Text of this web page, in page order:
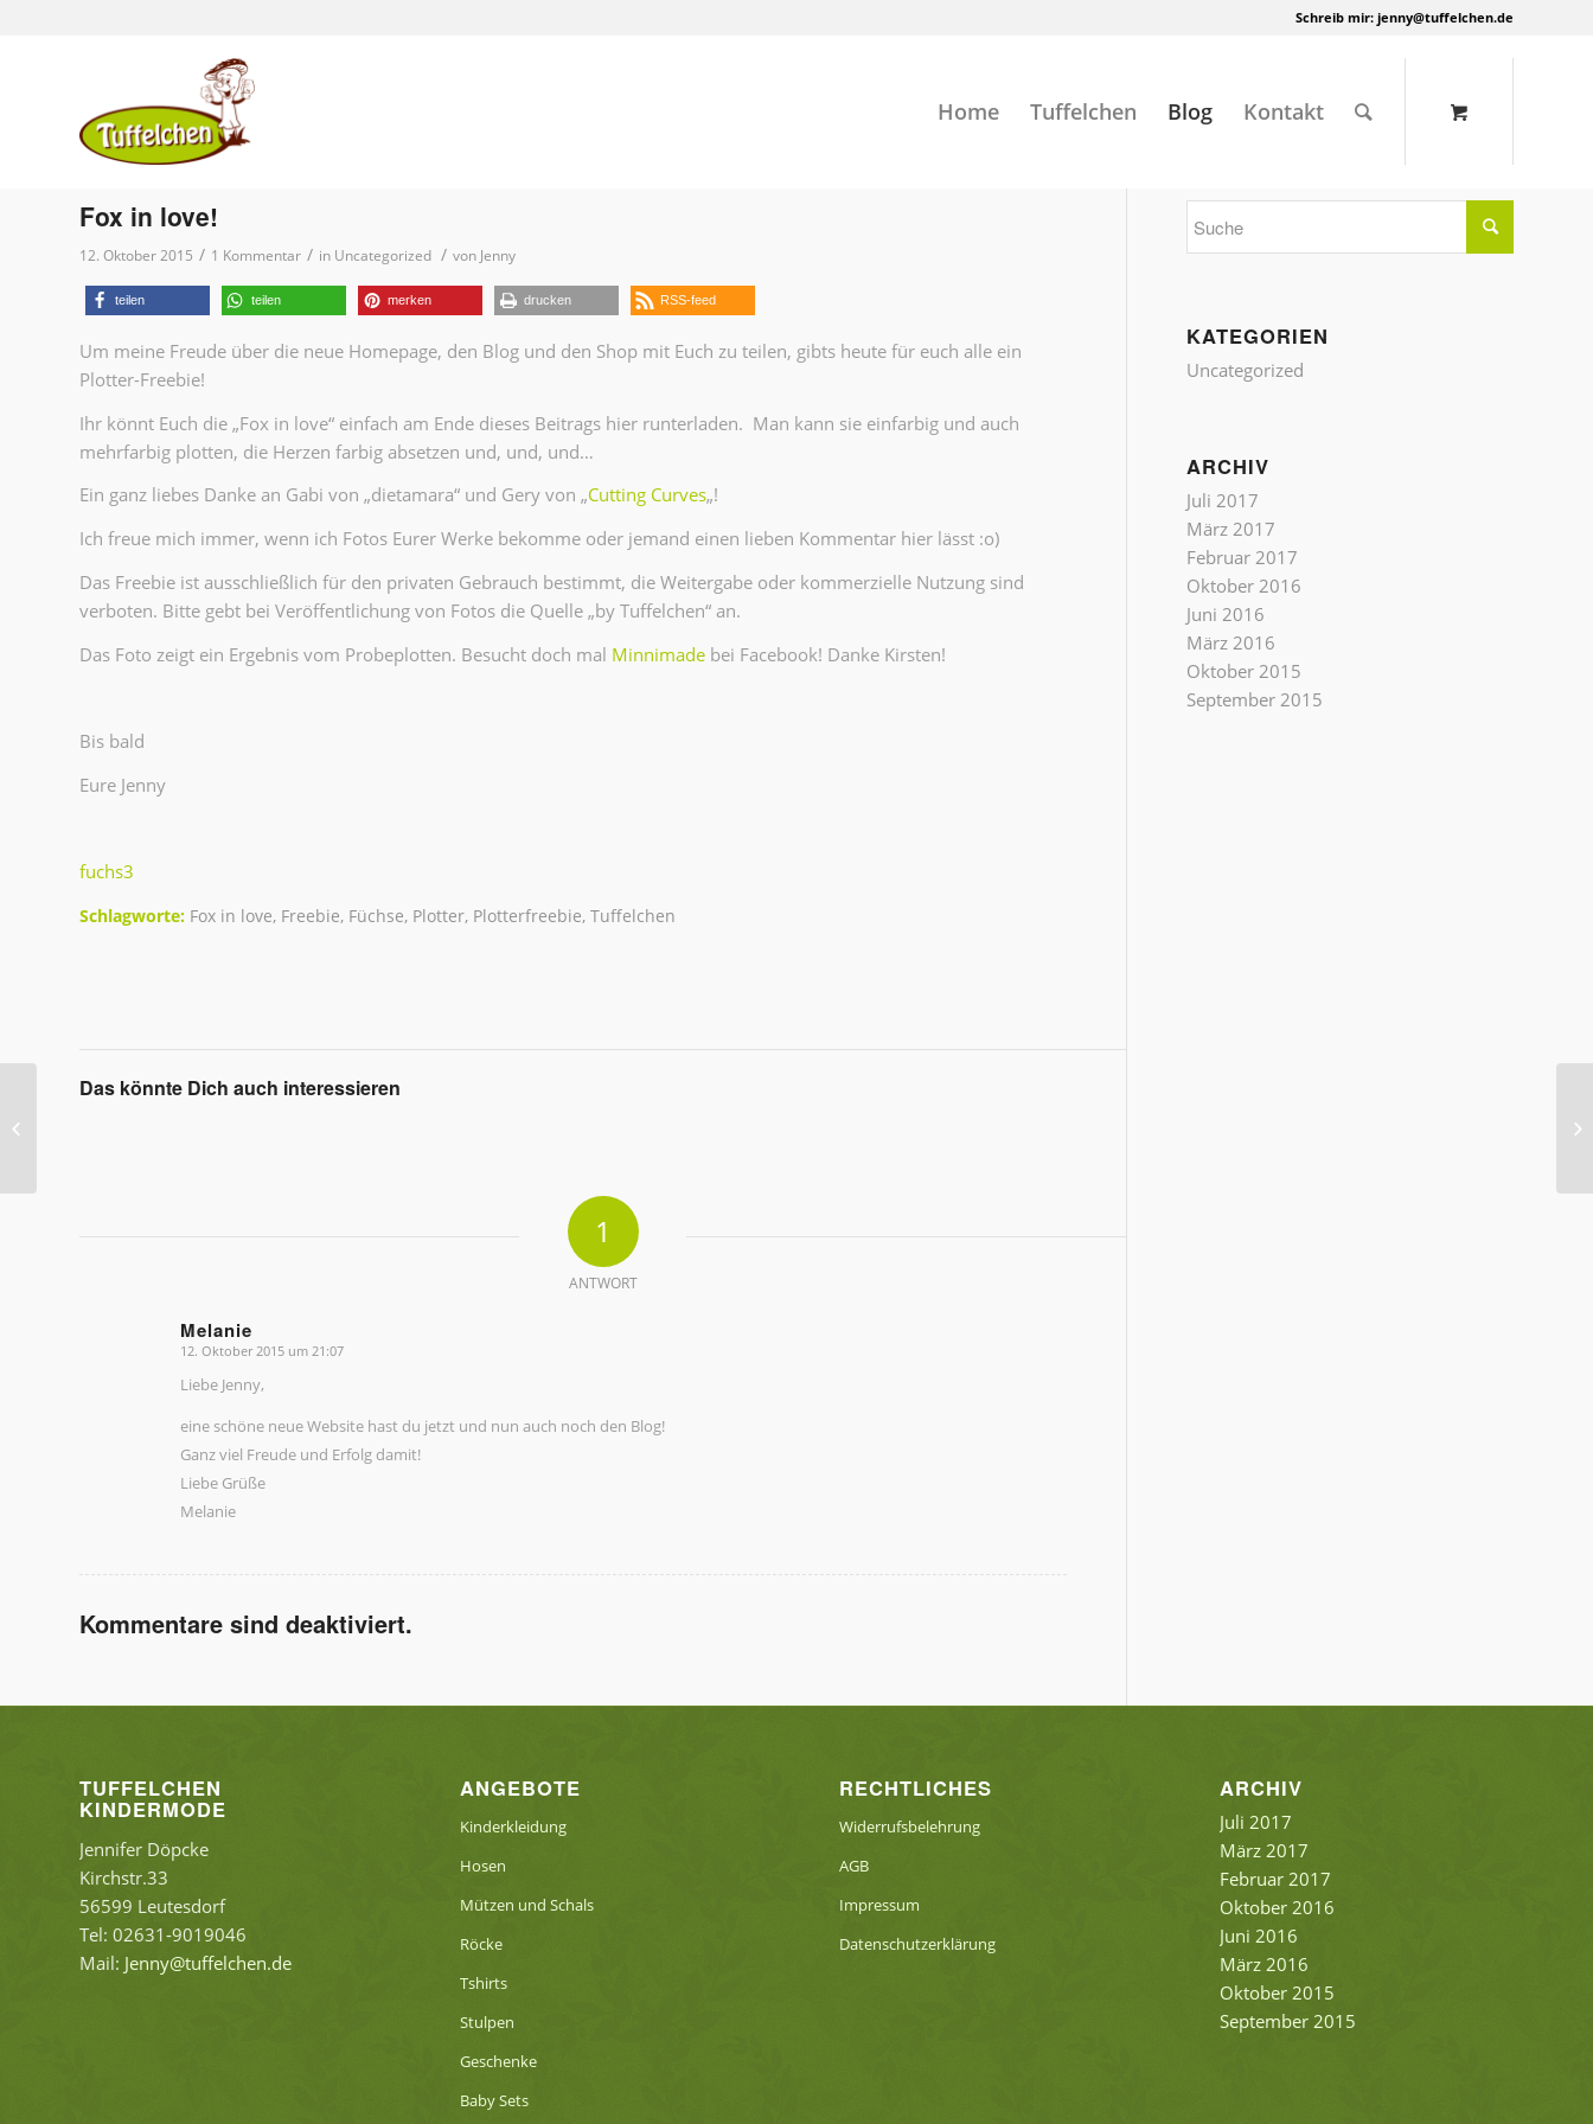
Schreib mir: jenny@tuffelchen.de
Home Tuffelchen Blog Kontakt
Fox in love!
12. Oktober 2015 / 1 Kommentar / in Uncategorized / von Jenny
teilen teilen merken drucken RSS-feed
Um meine Freude über die neue Homepage, den Blog und den Shop mit Euch zu teilen, gibts heute für euch alle ein
Plotter-Freebie!
Ihr könnt Euch die „Fox in love“ einfach am Ende dieses Beitrags hier runterladen. Man kann sie einfarbig und auch
mehrfarbig plotten, die Herzen farbig absetzen und, und, und…
Ein ganz liebes Danke an Gabi von „dietamara“ und Gery von „Cutting Curves„!
Ich freue mich immer, wenn ich Fotos Eurer Werke bekomme oder jemand einen lieben Kommentar hier lässt :o)
Das Freebie ist ausschließlich für den privaten Gebrauch bestimmt, die Weitergabe oder kommerzielle Nutzung sind
verboten. Bitte gebt bei Veröffentlichung von Fotos die Quelle „by Tuffelchen“ an.
Das Foto zeigt ein Ergebnis vom Probeplotten. Besucht doch mal Minnimade bei Facebook! Danke Kirsten!
Bis bald
Eure Jenny
fuchs3
Schlagworte: Fox in love, Freebie, Füchse, Plotter, Plotterfreebie, Tuffelchen
Das könnte Dich auch interessieren
1
ANTWORT
Melanie
sagte:
12. Oktober 2015 um 21:07
Liebe Jenny,
eine schöne neue Website hast du jetzt und nun auch noch den Blog!
Ganz viel Freude und Erfolg damit!
Liebe Grüße
Melanie
Kommentare sind deaktiviert.
KATEGORIEN
Uncategorized
ARCHIV
Juli 2017
März 2017
Februar 2017
Oktober 2016
Juni 2016
März 2016
Oktober 2015
September 2015
TUFFELCHEN
KINDERMODE
Jennifer Döpcke
Kirchstr.33
56599 Leutesdorf
Tel: 02631-9019046
Mail: Jenny@tuffelchen.de
ANGEBOTE
Kinderkleidung
Hosen
Mützen und Schals
Röcke
Tshirts
Stulpen
Geschenke
Baby Sets
RECHTLICHES
Widerrufsbelehrung
AGB
Impressum
Datenschutzerklärung
ARCHIV
Juli 2017
März 2017
Februar 2017
Oktober 2016
Juni 2016
März 2016
Oktober 2015
September 2015